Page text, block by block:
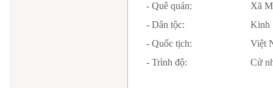
- Quê quán:
Xã
- Dân tộc:
Kinh
- Quốc tịch:
- Trình độ:
Cử